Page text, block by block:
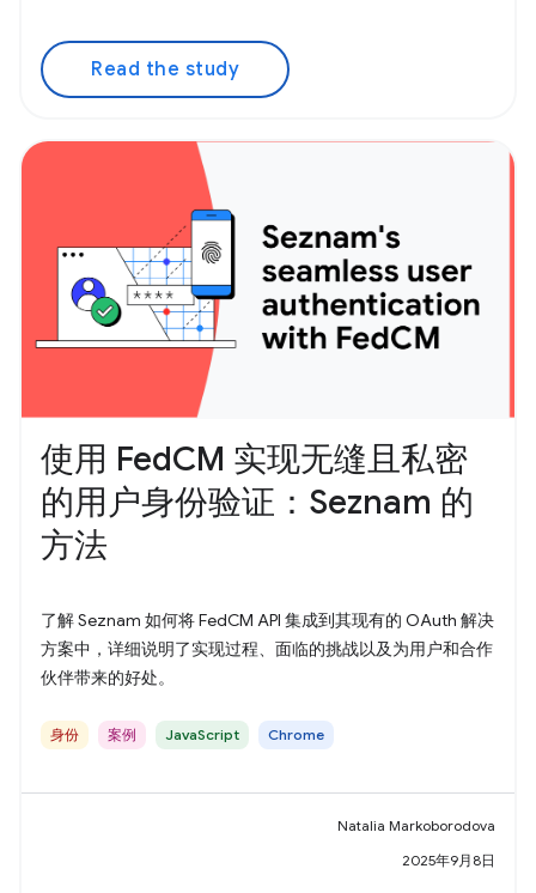
Read the study
使用 FedCM 实现无缝且私密
的用户身份验证：Seznam 的
方法
了解 Seznam 如何将 FedCM API 集成到其现有的 OAuth 解决
方案中，详细说明了实现过程、面临的挑战以及为用户和合作
伙伴带来的好处。
身份 案例 JavaScript Chrome
Natalia Markoborodova
2025年9月8日